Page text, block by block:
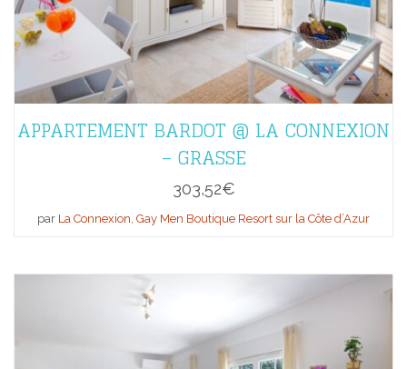
APPARTEMENT BARDOT @ LA CONNEXION
– GRASSE
303,52€
par La Connexion, Gay Men Boutique Resort sur la Côte d’Azur